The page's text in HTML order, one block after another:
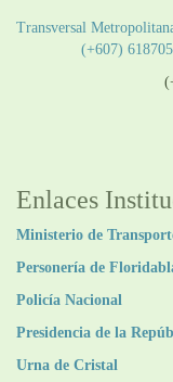
Transversal
(+607)
Enlaces
Ministerio de
Personería de
Policía Nacional
Presidencia de la
Urna de Cristal